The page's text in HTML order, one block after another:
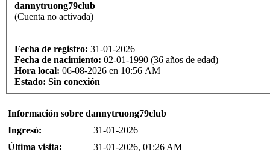
dannytruong79club
(Cuenta no activada)
Fecha de registro: 31-01-2026
Fecha de nacimiento: 02-01-1990 (36 años de edad)
Hora local: 06-08-2026 en 10:56 AM
Estado: Sin conexión
Información sobre dannytruong79club
Ingresó:
31-01-2026
Última visita:
31-01-2026, 01:26 AM